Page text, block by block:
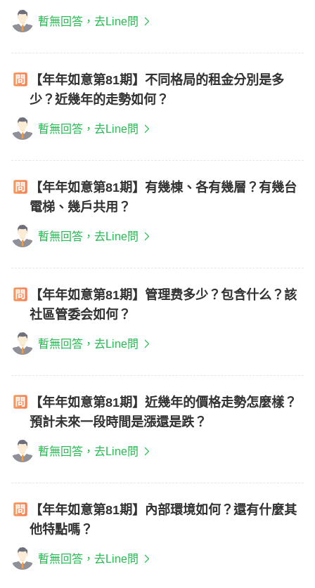
暫無回答，去Line問
【年年如意第81期】不同格局的租金分別是多
少？近幾年的走勢如何？
暫無回答，去Line問
【年年如意第81期】有幾棟、各有幾層？有幾台
電梯、幾戶共用？
暫無回答，去Line問
【年年如意第81期】管理费多少？包含什么？該
社區管委会如何？
暫無回答，去Line問
【年年如意第81期】近幾年的價格走勢怎麼樣？
預計未來一段時間是漲還是跌？
暫無回答，去Line問
【年年如意第81期】內部環境如何？還有什麼其
他特點嗎？
暫無回答，去Line問